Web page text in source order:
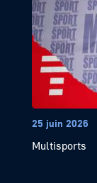
25 juin 2026
Multisports